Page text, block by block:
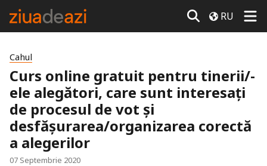
RU
Cahul
Curs online gratuit pentru tinerii/-
ele alegători, care sunt interesați
de procesul de vot și
desfășurarea/organizarea corectă
a alegerilor
07 Septembrie 2020